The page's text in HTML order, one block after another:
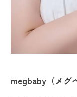
megbaby（メグ